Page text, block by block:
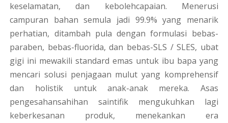
keselamatan, dan kebolehcapaian. Menerusi
campuran bahan semula jadi 99.9% yang menarik
perhatian, ditambah pula dengan formulasi bebas-
paraben, bebas-fluorida, dan bebas-SLS / SLES, ubat
gigi ini mewakili standard emas untuk ibu bapa yang
mencari solusi penjagaan mulut yang komprehensif
dan holistik untuk anak-anak mereka. Asas
pengesahansahihan saintifik mengukuhkan lagi
keberkesanan produk, menekankan era